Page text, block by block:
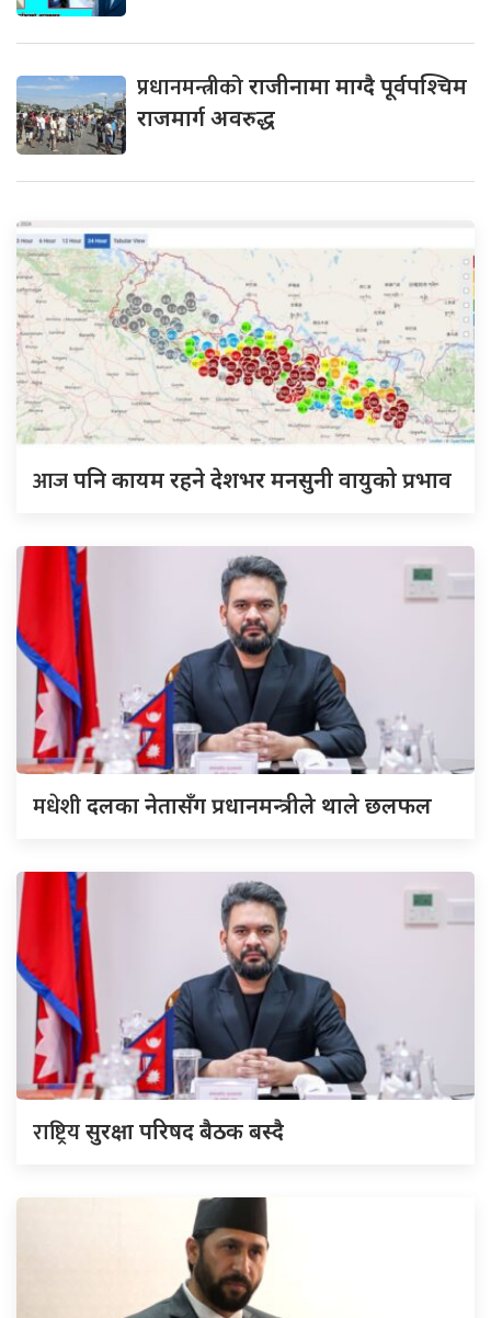
प्रधानमन्त्रीकोराजीनामा माग्दै पूर्वपश्चिम
राजमार्ग अवरुद्ध
आजपनि कायम रहने देशभर मनसुनी वायुको प्रभाव
मधेशीदलका नेतासँग प्रधानमन्त्रीले थाले छलफल
राष्ट्रियसुरक्षा परिषद बैठक बस्दै